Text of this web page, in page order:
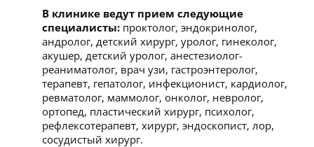
В клинике ведут прием следующие
специалисты: проктолог, эндокринолог,
андролог, детский хирург, уролог, гинеколог,
акушер, детский уролог, анестезиолог-
реаниматолог, врач узи, гастроэнтеролог,
терапевт, гепатолог, инфекционист, кардиолог,
ревматолог, маммолог, онколог, невролог,
ортопед, пластический хирург, психолог,
рефлексотерапевт, хирург, эндоскопист, лор,
сосудистый хирург.